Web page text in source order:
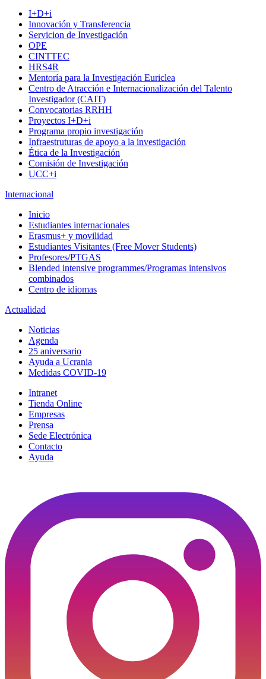
I+D+i
Innovación y Transferencia
Servicion de Investigación
OPE
CINTTEC
HRS4R
Mentoría para la Investigación Euriclea
Centro de Atracción e Internacionalización del Talento
Investigador (CAIT)
Convocatorias RRHH
Proyectos I+D+i
Programa propio investigación
Infraestruturas de apoyo a la investigación
Ética de la Investigación
Comisión de Investigación
UCC+i
Internacional
Inicio
Estudiantes internacionales
Erasmus+ y movilidad
Estudiantes Visitantes (Free Mover Students)
Profesores/PTGAS
Blended intensive programmes/Programas intensivos
combinados
Centro de idiomas
Actualidad
Noticias
Agenda
25 aniversario
Ayuda a Ucrania
Medidas COVID-19
Intranet
Tienda Online
Empresas
Prensa
Sede Electrónica
Contacto
Ayuda